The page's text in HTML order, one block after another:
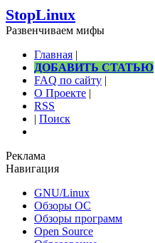
StopLinux
Развенчиваем мифы
Главная |
ДОБАВИТЬ СТАТЬЮ
FAQ по сайту |
О Проекте |
RSS
| Поиск
Реклама
Навигация
GNU/Linux
Обзоры ОС
Обзоры программ
Open Source